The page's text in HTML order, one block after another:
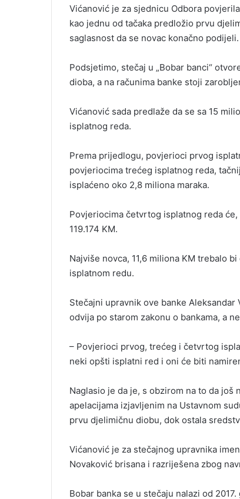
l
Vićanović je za sjednicu Odbora
kao jednu od tačaka predložio prvu
saglasnost da se novac konačno podijeli.
Podsjetimo, stečaj u „Bobar banci“
dioba, a na računima banke stoji
Vićanović sada predlaže da se sa 15
isplatnog reda.
Prema prijedlogu, povjerioci prvog
povjeriocima trećeg isplatnog reda,
isplaćeno oko 2,8 miliona maraka.
Povjeriocima četvrtog isplatnog reda
119.174 KM.
Najviše novca, 11,6 miliona KM trebalo
isplatnom redu.
Stečajni upravnik ove banke
odvija po starom zakonu o bankama, a
– Povjerioci prvog, trećeg i četvrtog
neki opšti isplatni red i oni će biti
Naglasio je da je, s obzirom na to da
apelacijama izjavljenim na Ustavnom
prvu djelimičnu diobu, dok ostala
Vićanović je za stečajnog upravnika
Novaković brisana i razriješena zbog
Bobar banka se u stečaju nalazi od